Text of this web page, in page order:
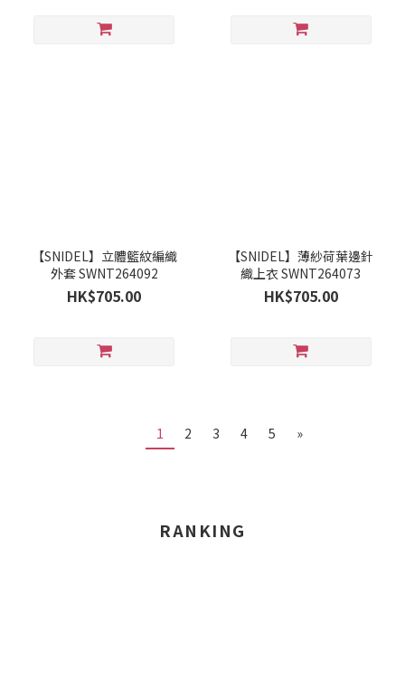
【SNIDEL】立體籃紋編織
外套 SWNT264092
HK$705.00
【SNIDEL】薄紗荷葉邊針
織上衣 SWNT264073
HK$705.00
1 2 3 4 5 »
RANKING